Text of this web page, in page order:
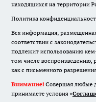
находящихся на территории
Политика
Вся информация,
соответствии с
подлежит использованию
том числе воспроизведению,
как с письменного
Внимание! Совершая любые
принимаете условия «